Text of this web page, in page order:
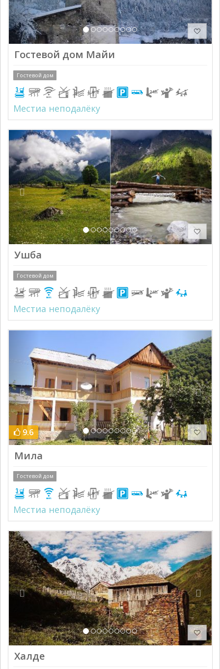
Гостевой дом Майи
Гостевой дом
Местиа неподалёку
Previous Next
Ушба
Гостевой дом
Местиа неподалёку
Next
9.6
Мила
Гостевой дом
Местиа неподалёку
Previous Next
Халде